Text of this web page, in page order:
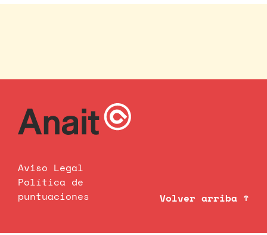
Aviso Legal
Política de
puntuaciones
Volver arriba ↑